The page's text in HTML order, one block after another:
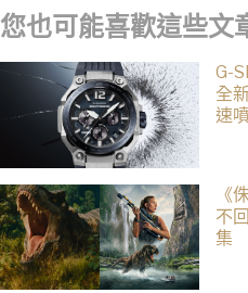
您也可能喜歡這些文
G-
全
速
《
不
集